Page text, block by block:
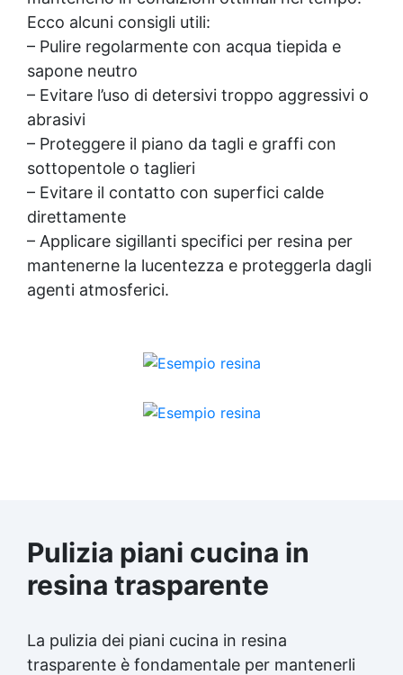
Ecco alcuni consigli utili:
– Pulire regolarmente con acqua tiepida e
sapone neutro
– Evitare l’uso di detersivi troppo aggressivi o
abrasivi
– Proteggere il piano da tagli e graffi con
sottopentole o taglieri
– Evitare il contatto con superfici calde
direttamente
– Applicare sigillanti specifici per resina per
mantenerne la lucentezza e proteggerla dagli
agenti atmosferici.
Pulizia piani cucina in
resina trasparente
La pulizia dei piani cucina in resina
trasparente è fondamentale per mantenerli